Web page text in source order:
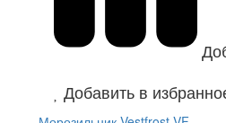
Добавить в